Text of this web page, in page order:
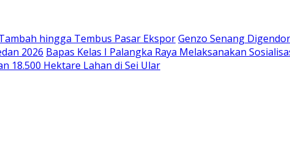
hingga Tembus Pasar EksporGenzo Senang
2026 Bapas Kelas I Palangka Raya Melaksanakan
18.500 Hektare Lahan di Sei Ular